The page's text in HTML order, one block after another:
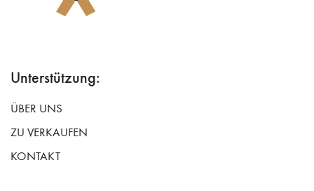
Unterstützung:
ÜBER UNS
ZU VERKAUFEN
KONTAKT